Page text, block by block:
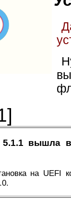
5.1.1 вышла
на UEFI